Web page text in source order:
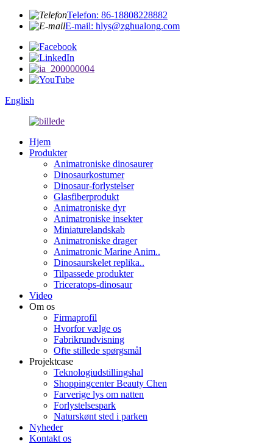
Telefon: 86-18808228882
E-mail: hlys@zghualong.com
English
Hjem
Produkter
Animatroniske dinosaurer
Dinosaurkostumer
Dinosaur-forlystelser
Glasfiberprodukt
Animatroniske dyr
Animatroniske insekter
Miniaturelandskab
Animatroniske drager
Animatronic Marine Anim..
Dinosaurskelet replika..
Tilpassede produkter
Triceratops-dinosaur
Video
Om os
Firmaprofil
Hvorfor vælge os
Fabrikrundvisning
Ofte stillede spørgsmål
Projektcase
Teknologiudstillingshal
Shoppingcenter Beauty Chen
Farverige lys om natten
Forlystelsespark
Naturskønt sted i parken
Nyheder
Kontakt os